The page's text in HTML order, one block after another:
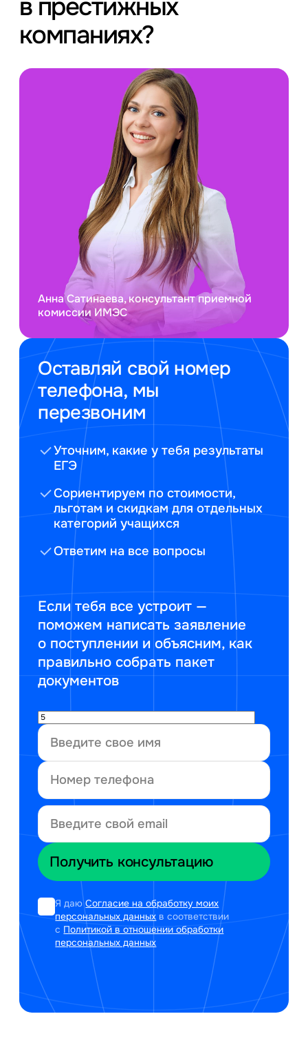
в престижных
компаниях?
Оставляй свой номер
телефона, мы
перезвоним
Уточним, какие у тебя результаты
ЕГЭ
Сориентируем по стоимости,
льготам и скидкам для отдельных
категорий учащихся
Ответим на все вопросы
Если тебя все устроит —
поможем написать заявление
о поступлении и объясним, как
правильно собрать пакет
документов
Я даюСогласие на обработку моих
персональных данных в соответствии
с Политикой в отношении обработки
персональных данных
Анна Сатинаева, консультант приемной
комиссии ИМЭС